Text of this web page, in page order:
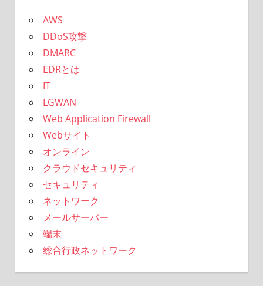
AWS
DDoS攻撃
DMARC
EDRとは
IT
LGWAN
Web Application Firewall
Webサイト
オンライン
クラウドセキュリティ
セキュリティ
ネットワーク
メールサーバー
端末
総合行政ネットワーク